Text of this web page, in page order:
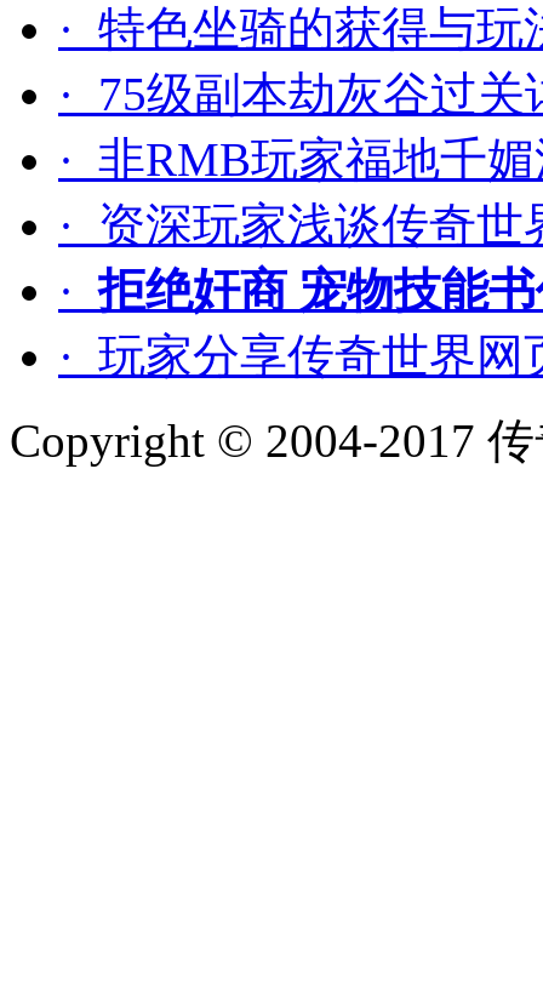
· 特色坐骑的获得与玩
· 75级副本劫灰谷过关
· 非RMB玩家福地千
· 资深玩家浅谈传奇
·拒绝奸商 宠物技能
· 玩家分享传奇世界
Copyright © 2004-2017